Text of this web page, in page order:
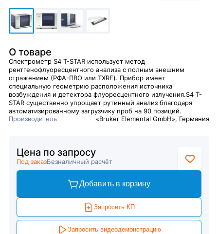
О товаре
Спектрометр S4 T-STAR использует метод
рентгенофлуоресцентного анализа с полным внешним
отражением (РФА-ПВО или TXRF). Прибор имеет
специальную геометрию расположения источника
возбуждения и детектора флуоресцентного излучения.S4 T-
STAR существенно упрощает рутинный анализ благодаря
автоматизированному загрузчику проб на 90 позиций.
Производитель
«Bruker Elemental GmbH», Германия
Цена по запросу
Под заказБезналичный расчёт
Добавить в корзину
Запросить КП
Запросить видеодемонстрацию